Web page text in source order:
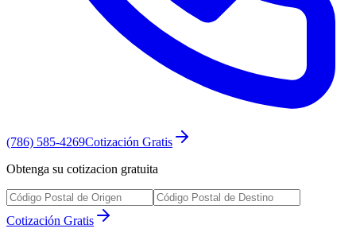
(786) 585-4269Cotización Gratis
Obtenga su cotizacion gratuita
Cotización Gratis